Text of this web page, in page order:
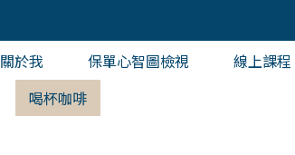
關於我
保單心智圖檢視 線上課程
喝杯咖啡